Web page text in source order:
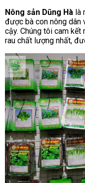
Nông sản Dũng Hà là
được bà con nông dân
cậy. Chúng tôi cam
rau chất lượng nhất,